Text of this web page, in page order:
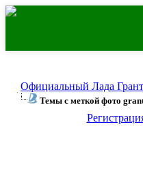
Официальный Лада
Темы с меткой фото